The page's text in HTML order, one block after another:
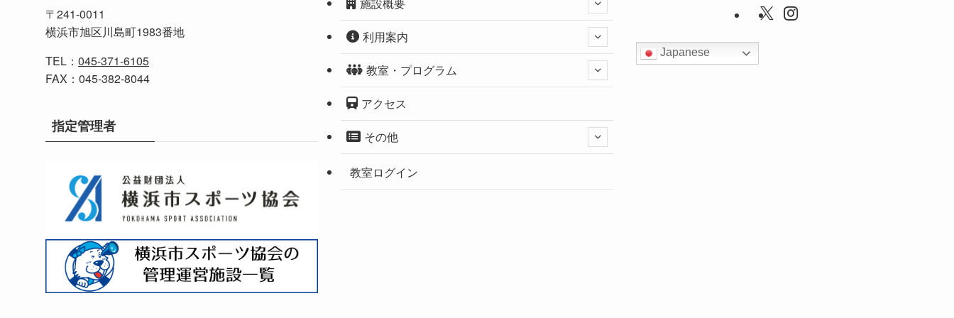
〒241-0011
横浜市旭区川島町1983番地
TEL： 045-371-6105
FAX：045-382-8044
指定管理者
利用案内
教室・プログラム
アクセス
その他
教室ログイン
Japanese